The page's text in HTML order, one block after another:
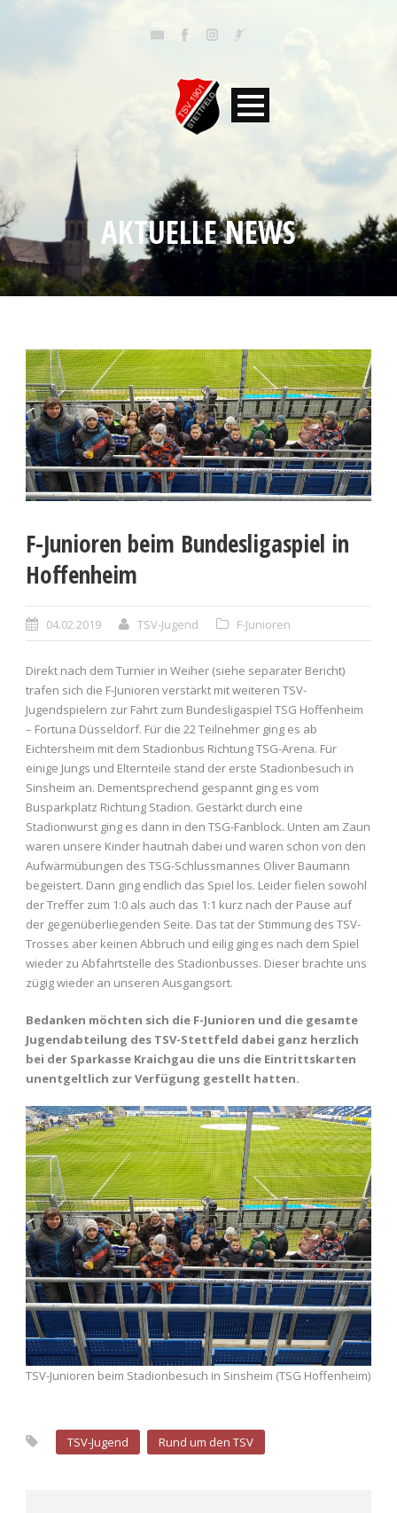
AKTUELLE NEWS
F-Junioren beim Bundesligaspiel in
Hoffenheim
04.02.2019 TSV-Jugend F-Junioren
Direkt nach dem Turnier in Weiher (siehe separater Bericht)
trafen sich die F-Junioren verstärkt mit weiteren TSV-
Jugendspielern zur Fahrt zum Bundesligaspiel TSG Hoffenheim
– Fortuna Düsseldorf. Für die 22 Teilnehmer ging es ab
Eichtersheim mit dem Stadionbus Richtung TSG-Arena. Für
einige Jungs und Elternteile stand der erste Stadionbesuch in
Sinsheim an. Dementsprechend gespannt ging es vom
Busparkplatz Richtung Stadion. Gestärkt durch eine
Stadionwurst ging es dann in den TSG-Fanblock. Unten am Zaun
waren unsere Kinder hautnah dabei und waren schon von den
Aufwärmübungen des TSG-Schlussmannes Oliver Baumann
begeistert. Dann ging endlich das Spiel los. Leider fielen sowohl
der Treffer zum 1:0 als auch das 1:1 kurz nach der Pause auf
der gegenüberliegenden Seite. Das tat der Stimmung des TSV-
Trosses aber keinen Abbruch und eilig ging es nach dem Spiel
wieder zu Abfahrtstelle des Stadionbusses. Dieser brachte uns
zügig wieder an unseren Ausgangsort.
Bedanken möchten sich die F-Junioren und die gesamte
Jugendabteilung des TSV-Stettfeld dabei ganz herzlich
bei der Sparkasse Kraichgau die uns die Eintrittskarten
unentgeltlich zur Verfügung gestellt hatten.
TSV-Junioren beim Stadionbesuch in Sinsheim (TSG Hoffenheim)
TSV-Jugend Rund um den TSV